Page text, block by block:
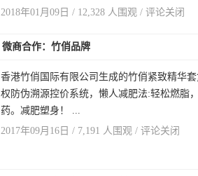
2018年01月09日 / 12,328 人围观 / 评论关闭
微商合作：竹俏品牌
香港竹俏国际有限公司生成的竹俏紧致精华
权防伪溯源控价系统，懒人减肥法:轻松燃脂
药。减肥塑身！ ...
2017年09月16日 / 7,191 人围观 / 评论关闭